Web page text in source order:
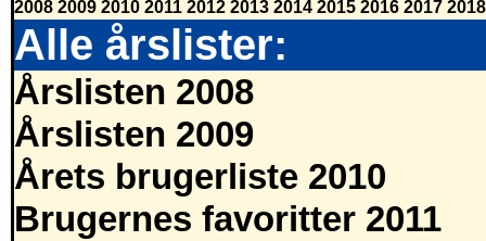
2008 2009 2010 2011 2012 2013 2014 2015 2016 2017 2018
Alle årslister:
Årslisten 2008
Årslisten 2009
Årets brugerliste 2010
Brugernes favoritter 2011